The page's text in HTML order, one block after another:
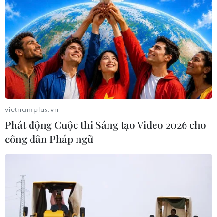
#Coban #Thông cáo #Lãnh sự quán
Cuba
Hàn Quốc
Theo dõi VietnamPlus
TIN LIÊN QUAN
vietnamplus.vn
Phát động Cuộc thi Sáng tạo Video 2026 cho
công dân Pháp ngữ